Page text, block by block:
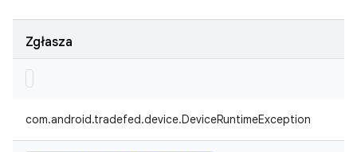
Zgłasza
com.android.tradefed.device.DeviceRuntimeException